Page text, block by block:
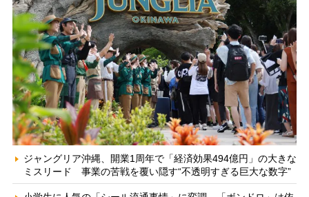
ジャングリア沖縄、開業1周年で「経済効果494億円」の大きな
ミスリード 事業の苦戦を覆い隠す“不透明すぎる巨大な数字”